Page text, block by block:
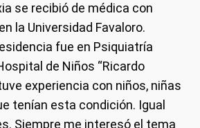
se recibió de médica con
la Universidad Favaloro.
fue en Psiquiatría
de Niños “Ricardo
experiencia con niños, niñas
tenían esta condición. Igual
Siempre me interesó el tema